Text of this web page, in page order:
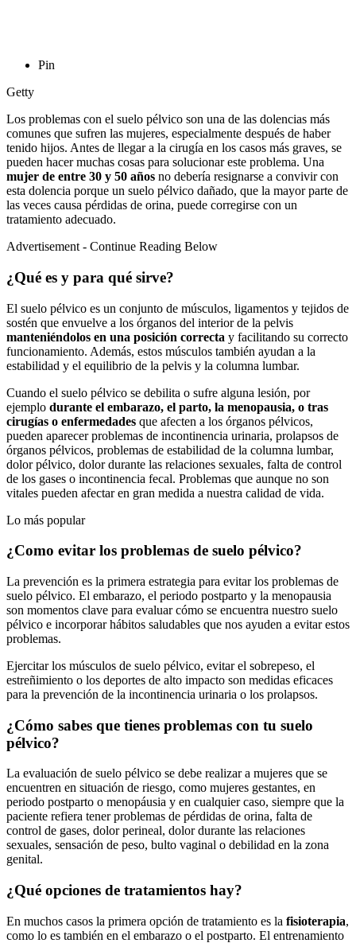
Pin
Getty
Los problemas con el suelo pélvico son una de las dolencias más
comunes que sufren las mujeres, especialmente después de haber
tenido hijos. Antes de llegar a la cirugía en los casos más graves, se
pueden hacer muchas cosas para solucionar este problema. Una
mujer de entre 30 y 50 años no debería resignarse a convivir con
esta dolencia porque un suelo pélvico dañado, que la mayor parte de
las veces causa pérdidas de orina, puede corregirse con un
tratamiento adecuado.
Advertisement - Continue Reading Below
¿Qué es y para qué sirve?
El suelo pélvico es un conjunto de músculos, ligamentos y tejidos de
sostén que envuelve a los órganos del interior de la pelvis
manteniéndolos en una posición correcta y facilitando su correcto
funcionamiento. Además, estos músculos también ayudan a la
estabilidad y el equilibrio de la pelvis y la columna lumbar.
Cuando el suelo pélvico se debilita o sufre alguna lesión, por
ejemplo durante el embarazo, el parto, la menopausia, o tras
cirugías o enfermedades que afecten a los órganos pélvicos,
pueden aparecer problemas de incontinencia urinaria, prolapsos de
órganos pélvicos, problemas de estabilidad de la columna lumbar,
dolor pélvico, dolor durante las relaciones sexuales, falta de control
de los gases o incontinencia fecal. Problemas que aunque no son
vitales pueden afectar en gran medida a nuestra calidad de vida.
Lo más popular
¿Como evitar los problemas de suelo pélvico?
La prevención es la primera estrategia para evitar los problemas de
suelo pélvico. El embarazo, el periodo postparto y la menopausia
son momentos clave para evaluar cómo se encuentra nuestro suelo
pélvico e incorporar hábitos saludables que nos ayuden a evitar estos
problemas.
Ejercitar los músculos de suelo pélvico, evitar el sobrepeso, el
estreñimiento o los deportes de alto impacto son medidas eficaces
para la prevención de la incontinencia urinaria o los prolapsos.
¿Cómo sabes que tienes problemas con tu suelo
pélvico?
La evaluación de suelo pélvico se debe realizar a mujeres que se
encuentren en situación de riesgo, como mujeres gestantes, en
periodo postparto o menopáusia y en cualquier caso, siempre que la
paciente refiera tener problemas de pérdidas de orina, falta de
control de gases, dolor perineal, dolor durante las relaciones
sexuales, sensación de peso, bulto vaginal o debilidad en la zona
genital.
¿Qué opciones de tratamientos hay?
En muchos casos la primera opción de tratamiento es la fisioterapia,
como lo es también en el embarazo o el postparto. El entrenamiento